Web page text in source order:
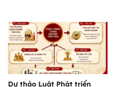
Dự thảo Luật Phát triển